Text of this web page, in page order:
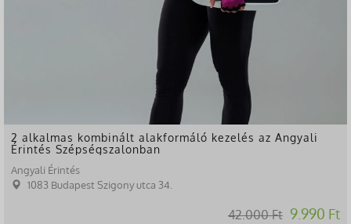
2 alkalmas kombinált alakformáló kezelés az Angyali
Érintés Szépségszalonban
Angyali Érintés
1083 Budapest Szigony utca 34.
42.000 Ft 9.990 Ft